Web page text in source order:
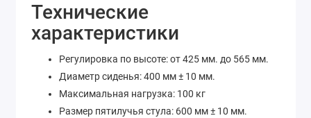
Технические
характеристики
Регулировка по высоте: от 425 мм. до 565 мм.
Диаметр сиденья: 400 мм ± 10 мм.
Максимальная нагрузка: 100 кг
Размер пятилучья стула: 600 мм ± 10 мм.